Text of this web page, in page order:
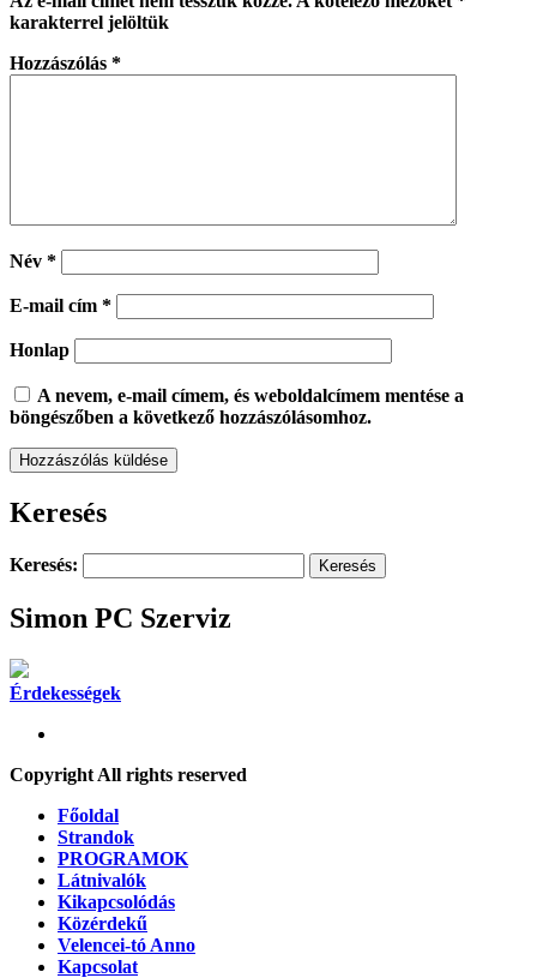
karakterrel jelöltük
Hozzászólás *
Név *
E-mail cím *
Honlap
A nevem, e-mail címem, és weboldalcímem mentése a
böngészőben a következő hozzászólásomhoz.
Keresés
Keresés:
Simon PC Szerviz
Érdekességek
Copyright All rights reserved
Főoldal
Strandok
PROGRAMOK
Látnivalók
Kikapcsolódás
Közérdekű
Velencei-tó Anno
Kapcsolat